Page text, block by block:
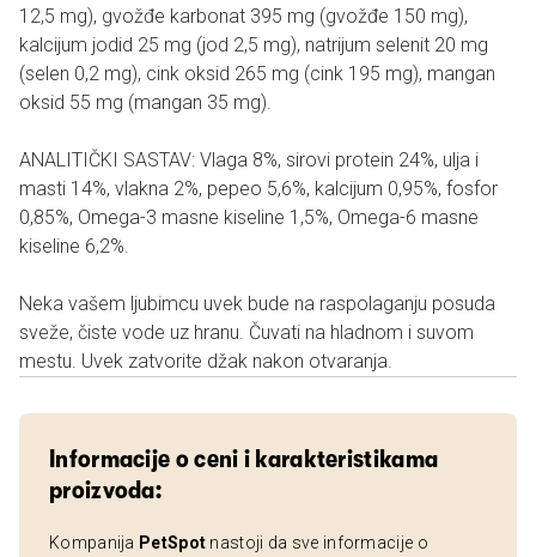
12,5 mg), gvožđe karbonat 395 mg (gvožđe 150 mg),
kalcijum jodid 25 mg (jod 2,5 mg), natrijum selenit 20 mg
(selen 0,2 mg), cink oksid 265 mg (cink 195 mg), mangan
oksid 55 mg (mangan 35 mg).
ANALITIČKI SASTAV: Vlaga 8%, sirovi protein 24%, ulja i
masti 14%, vlakna 2%, pepeo 5,6%, kalcijum 0,95%, fosfor
0,85%, Omega-3 masne kiseline 1,5%, Omega-6 masne
kiseline 6,2%.
Neka vašem ljubimcu uvek bude na raspolaganju posuda
sveže, čiste vode uz hranu. Čuvati na hladnom i suvom
mestu. Uvek zatvorite džak nakon otvaranja.
Informacije o ceni i karakteristikama
proizvoda:
Kompanija PetSpot nastoji da sve informacije o